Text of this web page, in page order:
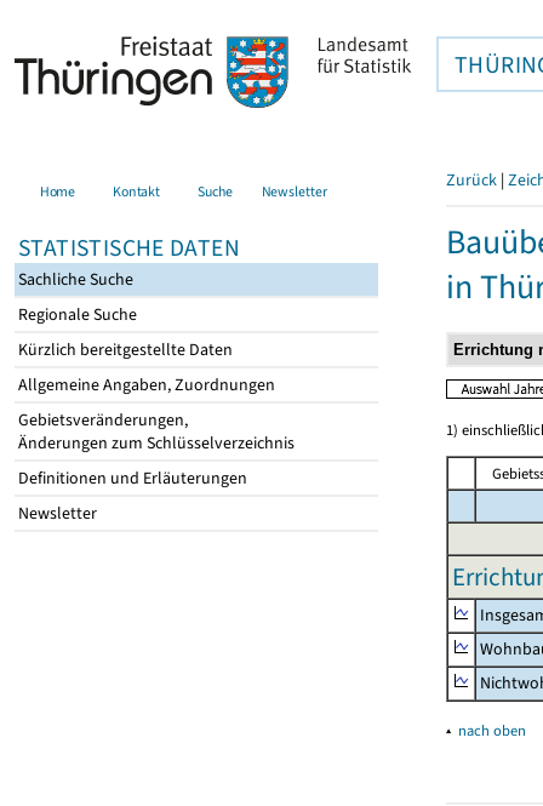
Home Kontakt Suche Newsletter
STATISTISCHE DATEN
Sachliche Suche
Regionale Suche
Kürzlich bereitgestellte Daten
Allgemeine Angaben, Zuordnungen
Gebietsveränderungen,
Änderungen zum Schlüsselverzeichnis
Definitionen und Erläuterungen
Newsletter
Zurück |
in
1)
▴ nach oben